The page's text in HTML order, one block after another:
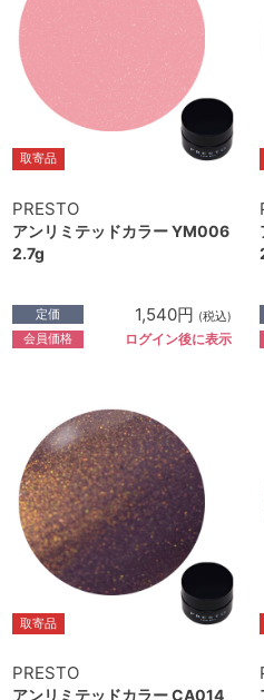
取寄品
PRESTO
アンリミテッドカラー YM006
2.7g
定価 1,540円 (税込)
会員価格 ログイン後に表示
取寄品
PRESTO
アンリミテッドカラー CA014